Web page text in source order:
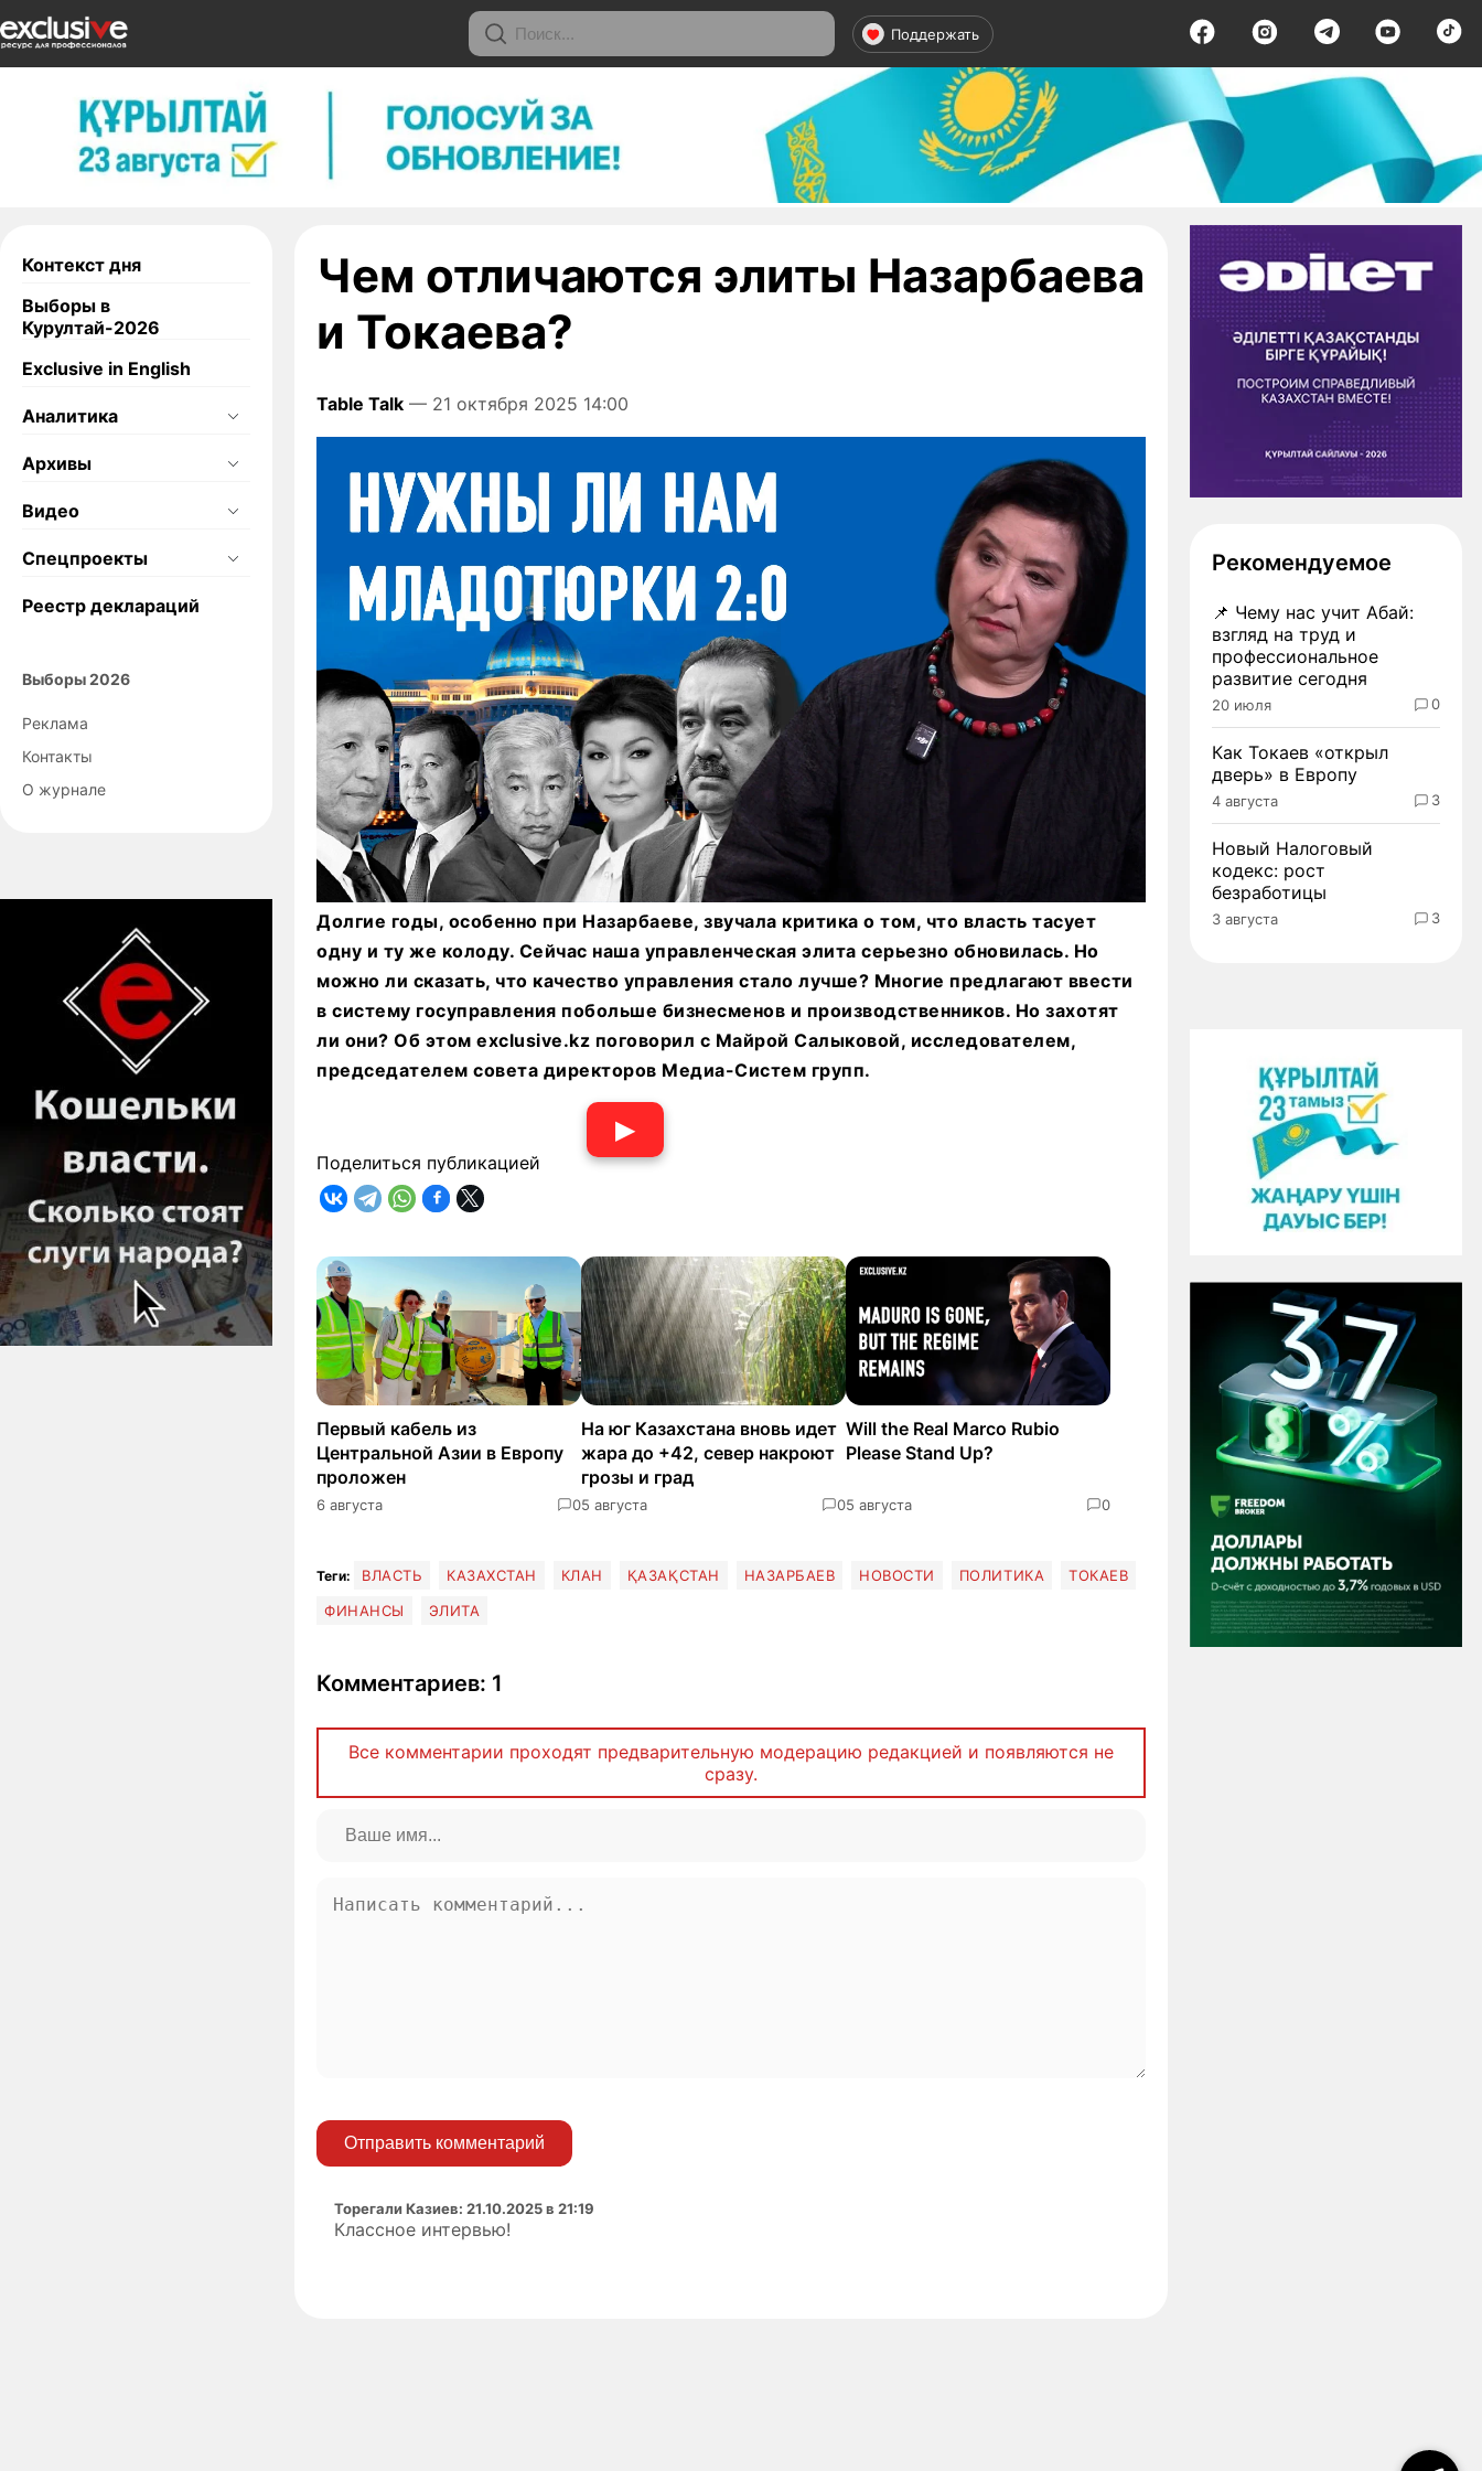
Поддержать
Контекст дня
Выборы в
Курултай-2026
Exclusive in English
Аналитика
Архивы
Видео
Спецпроекты
Реестр деклараций
Выборы 2026
Реклама
Контакты
О журнале
Чем отличаются элиты Назарбаева
и Токаева?
Table Talk — 21 октября 2025 14:00
Долгие годы, особенно при Назарбаеве, звучала критика о том, что власть тасует
одну и ту же колоду. Сейчас наша управленческая элита серьезно обновилась. Но
можно ли сказать, что качество управления стало лучше? Многие предлагают ввести
в систему госуправления побольше бизнесменов и производственников. Но захотят
ли они? Об этом exclusive.kz поговорил с Майрой Салыковой, исследователем,
председателем совета директоров Медиа-Систем групп.
▶
Поделиться публикацией
Первый кабель из
Центральной Азии в Европу
проложен
6 августа 0
На юг Казахстана вновь идет
жара до +42, север накроют
грозы и град
5 августа 0
Will the Real Marco Rubio
Please Stand Up?
5 августа 0
Теги: ВЛАСТЬ КАЗАХСТАН КЛАН ҚАЗАҚСТАН НАЗАРБАЕВ НОВОСТИ ПОЛИТИКА
ТОКАЕВ
ФИНАНСЫ
ЭЛИТА
Комментариев: 1
Все комментарии проходят предварительную модерацию редакцией и появляются не
сразу.
Отправить комментарий
Торегали Казиев: 21.10.2025 в 21:19
Классное интервью!
Рекомендуемое
📌 Чему нас учит Абай:
взгляд на труд и
профессиональное
развитие сегодня
20 июля 0
Как Токаев «открыл
дверь» в Европу
4 августа 3
Новый Налоговый
кодекс: рост
безработицы
3 августа 3